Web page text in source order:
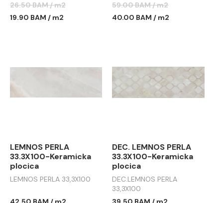
26.50 BAM / m2
19.90 BAM / m2
59.00 BAM / m2
40.00 BAM / m2
LEMNOS PERLA
33.3X100-Keramicka
plocica
LEMNOS PERLA 33,3X100
DEC. LEMNOS PERLA
33.3X100-Keramicka
plocica
DEC.LEMNOS PERLA
33,3X100